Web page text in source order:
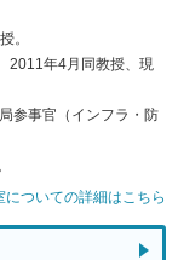
。
2011年4月同教授、現
参事官（インフラ・防
ついての詳細はこちら